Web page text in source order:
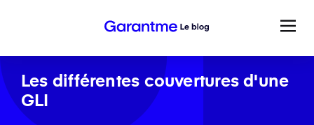
Les différentes couvertures d'une
GLI